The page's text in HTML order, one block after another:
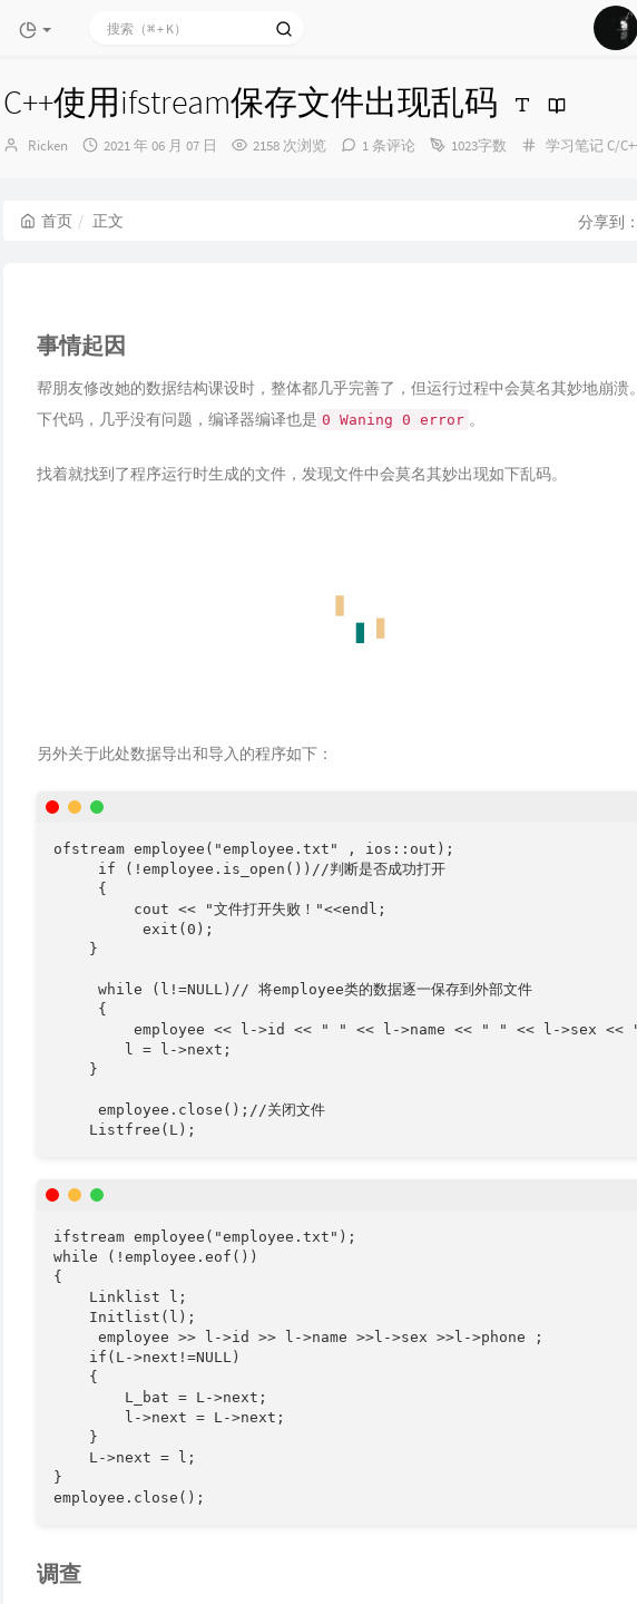
3
5
C++使用ifstream保存文件出现乱码
博
Ricken
发
2021 年 06 月 07 日 2158 次浏览 1 条评论 1023字数
分
学习笔记C/
首页 正文 分享到
事情起因
帮朋友修改她的数据结构课设时，整体都几乎完善了，但运行过程中会莫名其妙地崩溃
下代码，几乎没有问题，编译器编译也是 0 Waning 0 error 。
找着就找到了程序运行时生成的文件，发现文件中会莫名其妙出现如下乱码。
另外关于此处数据导出和导入的程序如下：
ofstream employee("employee.txt" , ios::out);
     if (!employee.is_open())//判断是否成功打开
     {
         cout << "文件打开失败！"<<endl;
          exit(0);
    }
     while (l!=NULL)// 将employee类的数据逐一保存到外部文件
     {
employee << l->id << " " << l->name << " " << l->sex <<
        l = l->next;
    }
     employee.close();//关闭文件
    Listfree(L);
ifstream employee("employee.txt");
while (!employee.eof())
{
    Linklist l;
    Initlist(l);
     employee >> l->id >> l->name >>l->sex >>l->phone ;
    if(L->next!=NULL)
    {
        L_bat = L->next;
        l->next = L->next;
    }
    L->next = l;
}
employee.close();
调查